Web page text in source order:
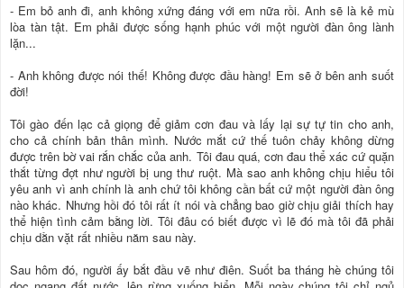
- Em bỏ anh đi, anh không xứng đáng với em nữa rồi. Anh sẽ là kẻ mù
lòa tàn tật. Em phải được sống hạnh phúc với một người đàn ông lành
lặn...
- Anh không được nói thế! Không được đầu hàng! Em sẽ ở bên anh suốt
đời!
Tôi gào đến lạc cả giọng để giảm cơn đau và lấy lại sự tự tin cho anh,
cho cả chính bản thân mình. Nước mắt cứ thế tuôn chảy không dừng
được trên bờ vai rắn chắc của anh. Tôi đau quá, cơn đau thể xác cứ quặn
thắt từng đợt như người bị ung thư ruột. Mà sao anh không chịu hiểu tôi
yêu anh vì anh chính là anh chứ tôi không cần bất cứ một người đàn ông
nào khác. Nhưng hồi đó tôi rất ít nói và chẳng bao giờ chịu giải thích hay
thể hiện tình cảm bằng lời. Tôi đâu có biết được vì lẽ đó mà tôi đã phải
chịu dằn vặt rất nhiều năm sau này.
Sau hôm đó, người ấy bắt đầu vẽ như điên. Suốt ba tháng hè chúng tôi